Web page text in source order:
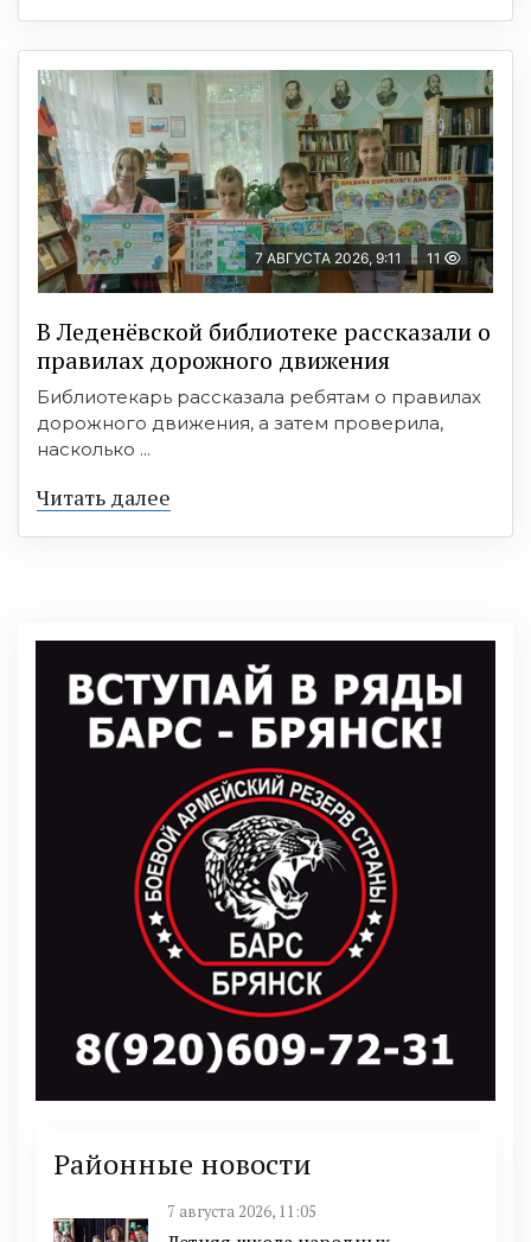
7 АВГУСТА 2026, 9:11 11
В Леденёвской библиотеке рассказали о
правилах дорожного движения
Библиотекарь рассказала ребятам о правилах
дорожного движения, а затем проверила,
насколько ...
Читать далее
Районные новости
7 августа 2026, 11:05